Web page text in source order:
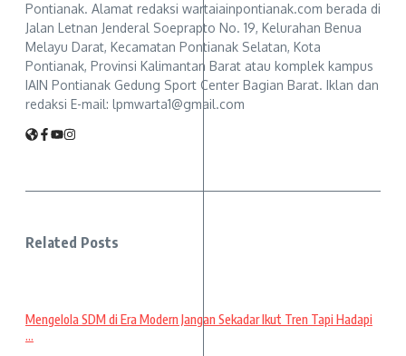
Pontianak. Alamat redaksi wartaiainpontianak.com berada di
Jalan Letnan Jenderal Soeprapto No. 19, Kelurahan Benua
Melayu Darat, Kecamatan Pontianak Selatan, Kota
Pontianak, Provinsi Kalimantan Barat atau komplek kampus
IAIN Pontianak Gedung Sport Center Bagian Barat. Iklan dan
redaksi E-mail: lpmwarta1@gmail.com
Related Posts
Mengelola SDM di Era Modern Jangan Sekadar Ikut Tren Tapi Hadapi
...